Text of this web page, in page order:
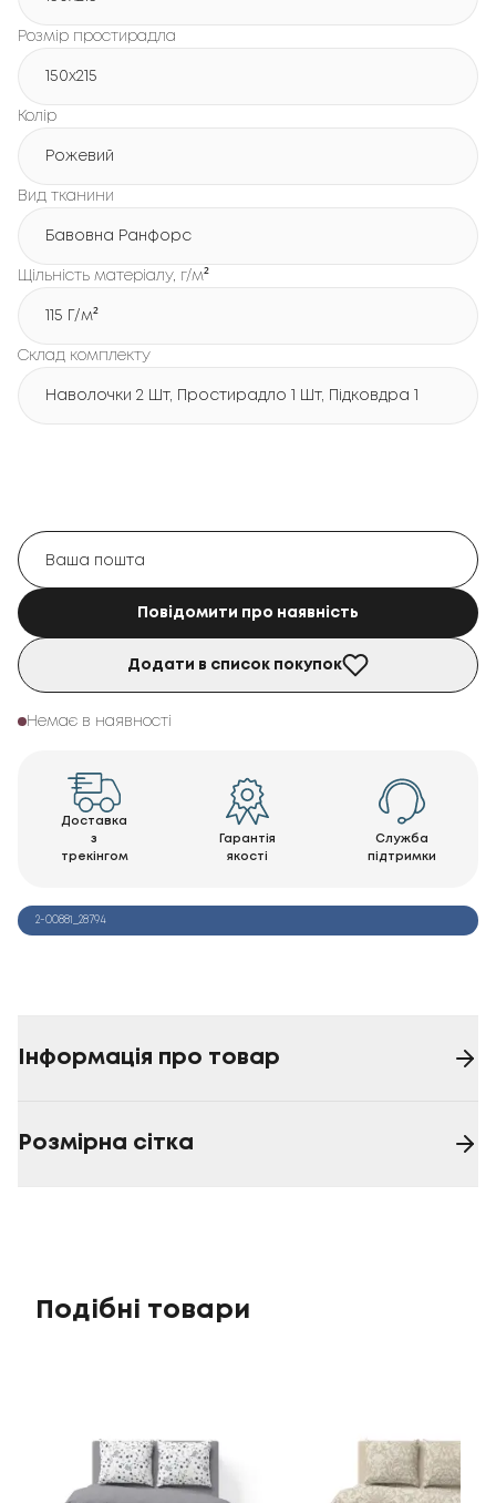
Розмір простирадла
150х215
Колір
Рожевий
Вид тканини
Бавовна Ранфорс
Щільність матеріалу, г/м²
115 Г/м²
Склад комплекту
Наволочки 2 Шт, Простирадло 1 Шт, Підковдра 1 Шт
Повідомити про наявність
Додати в список покупок
Немає в наявності
Доставка
з
трекінгом
Гарантія
якості
Служба
підтримки
2-00881_28794
Інформація про товар
Розмірна сітка
Подібні товари